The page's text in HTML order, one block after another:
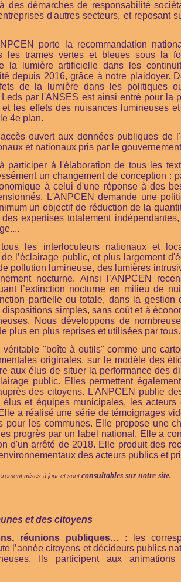
des démarches de responsabilité
d'autres secteurs, et reposant
porte la recommandation
les trames vertes et bleues sous la
lumière artificielle dans les
depuis 2016, grâce à notre plaidoyer.
de la lumière dans les politiques
par l'ANSES est ainsi entré pour la
les effets des nuisances lumineuses
4e plan.
ouvert aux données publiques de
et nationaux pris par le
participer à l'élaboration de tous les
un changement de conception :
à celui d'une réponse à des
L'ANPCEN demande une
un objectif de réduction de la
expertises totalement
tous les interlocuteurs nationaux et
l’éclairage public, et plus largement
pollution lumineuse, des lumières
nocturne. Ainsi l’ANPCEN
l’extinction nocturne en milieu de
partielle ou totale, dans la gestion
simples, sans coût et à
Nous développons de
plus en plus reprises et utilisées par tous.
véritable "boîte à outils" comme une
originales, sur le modèle des
aux élus de situer la performance des
public. Elles permettent
des citoyens. L'ANPCEN publie
et équipes municipales, les acteurs
a réalisé une série de témoignages
pour les communes. Elle propose une
progrès par un label national. Elle a
d'un arrêté de 2018. Elle produit des
des acteurs publics et
mises à jour et sontconsultables sur notre site.
et des citoyens
réunions publiques… : les
l’année citoyens et décideurs publics
Ils participent aux